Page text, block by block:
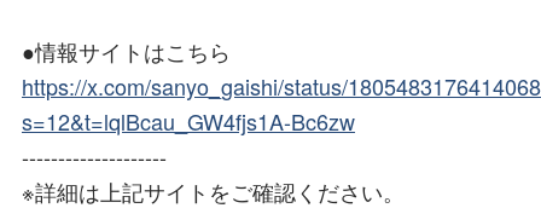
●情報サイトはこちら
https://x.com/sanyo_gaishi/status/
s=12&t=lqlBcau_GW4fjs1A-Bc6zw
--------------------
※詳細は上記サイトをご確認ください。